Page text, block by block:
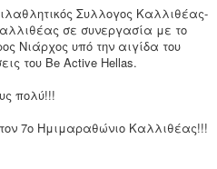
Συλλογος Καλλιθέας-
σε συνεργασία με το
Νιάρχος υπό την αιγίδα του
του Be Active Hellas.
πολύ!!!
7ο Ημιμαραθώνιο Καλλιθέας!!!